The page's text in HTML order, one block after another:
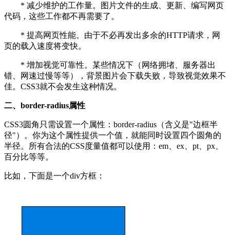
* 减少维护的工作量。图片文件的生成、更新、编写网页
代码，这些工作都不再需要了。
* 提高网页性能。由于不必再发出多余的HTTP请求，网
页的载入速度将变快。
* 增加视觉可靠性。某些情况下（网络拥堵、服务器出
错、网速过慢等等），背景图片会下载失败，导致视觉效果不
佳。CSS3就不会发生这种情况。
二、border-radius属性
CSS3圆角只需设置一个属性：border-radius（含义是"边框半
径"）。你为这个属性提供一个值，就能同时设置四个圆角的
半径。所有合法的CSS度量值都可以使用：em、ex、pt、px、
百分比等等。
比如，下面是一个div方框：